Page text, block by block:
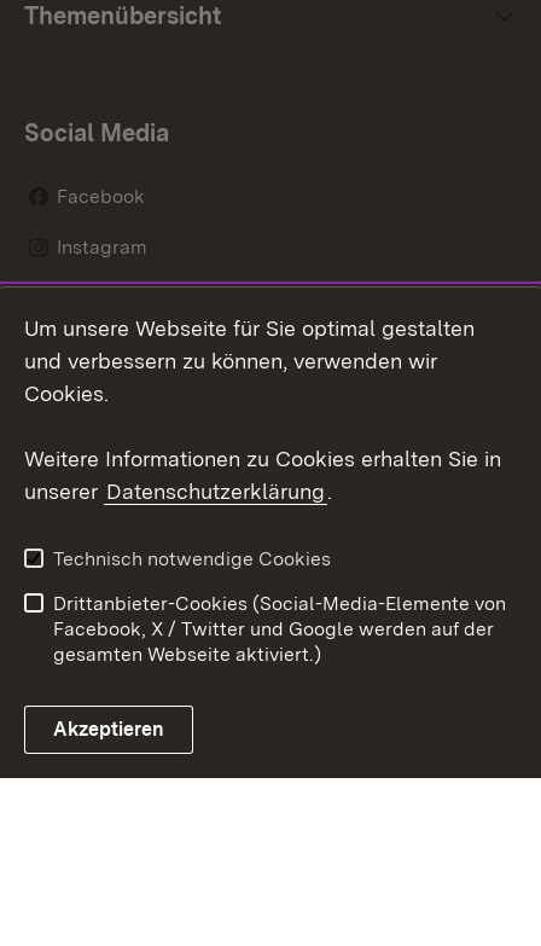
Themenübersicht
Social Media
Facebook
Instagram
Mastodon
Youtube
Link zum Landesportal
Kontakt
Datenschutz
Barrierefreiheit
Impressum Cookies
Um unsere Webseite für Sie optimal gestalten
und verbessern zu können, verwenden wir
Cookies.
Weitere Informationen zu Cookies erhalten Sie in
unserer Datenschutzerklärung.
Technisch notwendige Cookies
Drittanbieter-Cookies (Social-Media-Elemente von
Facebook, X / Twitter und Google werden auf der
gesamten Webseite aktiviert.)
Akzeptieren